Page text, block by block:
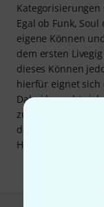
Egal ob Funk,
eigene Können
dem ersten
dieses Können
hierfür eignet sich
Dabei braucht
zu verstecken. Mit
dezent-stylischen
Hardware wertet